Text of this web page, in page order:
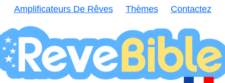
Amplificateurs De Rêves Thèmes Contactez